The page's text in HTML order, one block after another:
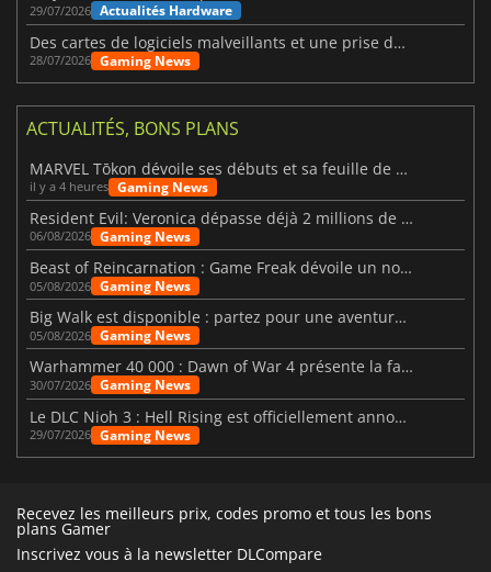
29/07/2026 Actualités Hardware
Des cartes de logiciels malveillants et une prise de contrôle de Discord ont touché Meccha Chameleon
28/07/2026 Gaming News
ACTUALITÉS, BONS PLANS
MARVEL Tōkon dévoile ses débuts et sa feuille de route
il y a 4 heures Gaming News
Resident Evil: Veronica dépasse déjà 2 millions de wishlists
06/08/2026 Gaming News
Beast of Reincarnation : Game Freak dévoile un nouveau pari
05/08/2026 Gaming News
Big Walk est disponible : partez pour une aventure entre amis
05/08/2026 Gaming News
Warhammer 40 000 : Dawn of War 4 présente la faction des Nécrons
30/07/2026 Gaming News
Le DLC Nioh 3 : Hell Rising est officiellement annoncé
29/07/2026 Gaming News
Recevez les meilleurs prix, codes promo et tous les bons
plans Gamer
Inscrivez vous à la newsletter DLCompare